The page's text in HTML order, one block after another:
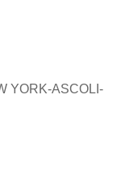
YORK-ASCOLI-